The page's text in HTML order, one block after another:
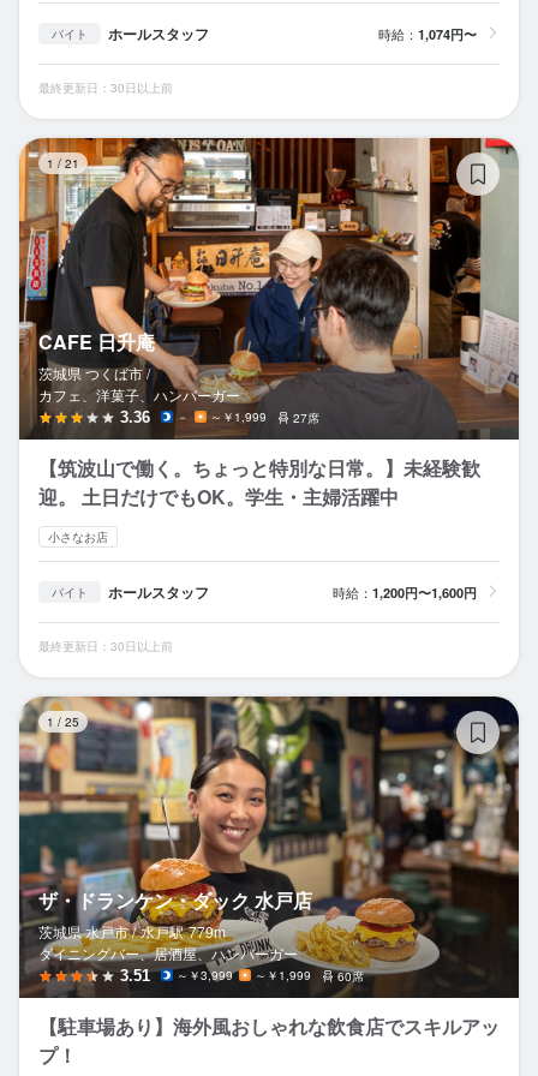
バイト ホールスタッフ 時給： 1,074円〜
最終更新日：30日以上前
1 / 21
CAFE 日升庵
茨城県 つくば市 /
カフェ、洋菓子、ハンバーガー
3.36 － ～￥1,999 27席
【筑波山で働く。ちょっと特別な日常。】未経験歓
迎。 土日だけでもOK。学生・主婦活躍中
小さなお店
バイト ホールスタッフ 時給： 1,200円〜1,600円
最終更新日：30日以上前
1 / 25
ザ・ドランケン・ダック 水戸店
茨城県 水戸市 / 水戸駅 779m
ダイニングバー、居酒屋、ハンバーガー
3.51 ～￥3,999 ～￥1,999 60席
【駐車場あり】海外風おしゃれな飲食店でスキルアッ
プ！